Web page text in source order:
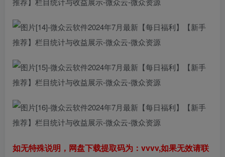
如无特殊说明，网盘下载提取码为：vvvv,如果无效请联